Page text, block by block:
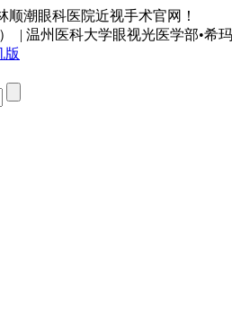
潮眼科医院近视手术官网！
| 温州医科大学眼视光医学部•希
版